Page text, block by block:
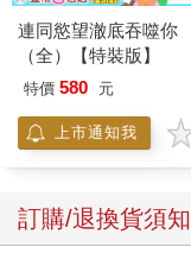
連同慾望澈底吞噬你
（全）【特裝版】
特價 580 元
上市通知我
訂購/退換貨須知